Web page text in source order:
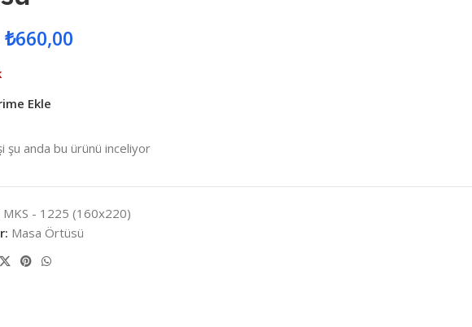
₺660,00
Ekle
şu anda bu ürünü inceliyor
MKS - 1225 (160x220)
Masa Örtüsü